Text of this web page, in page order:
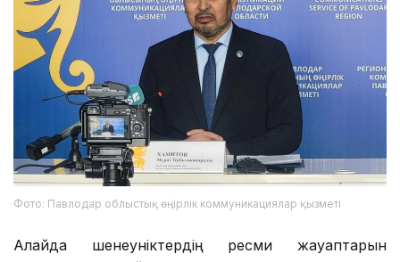
Фото: Павлодар облыстық өңірлік коммуникациялар қызметі
Алайда шенеуніктердің ресми жауаптарын